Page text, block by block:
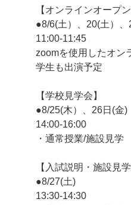
【オンラインオープ
●8/6(土）、20(土）、
11:00-11:45
zoomを使用したオン
学生も出演予定
【学校見学会】
●8/25(木）、26日(金)
14:00-16:00
・通常授業/施設見学
【入試説明・施設見学
●8/27(土)
13:30-14:30